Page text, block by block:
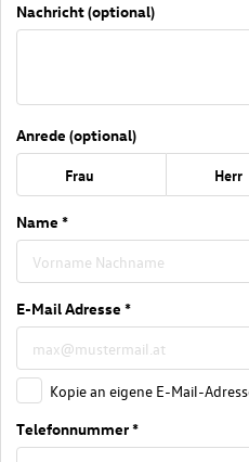
Nachricht (optional)
Anrede (optional)
Frau Herr
Name *
E-Mail Adresse *
Kopie an eigene E-Mail-
Telefonnummer *